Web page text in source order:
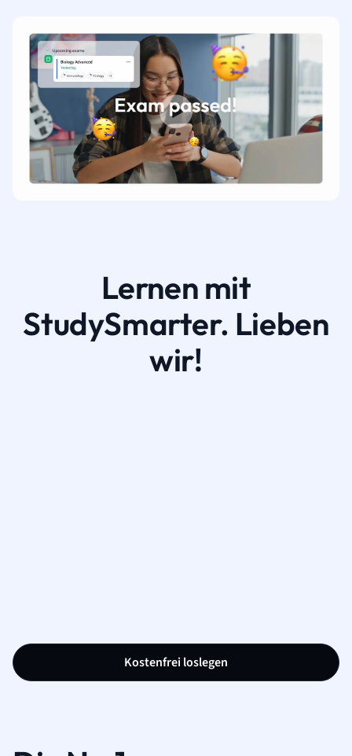
Lernen mit
StudySmarter. Lieben
wir!
Kostenfrei loslegen